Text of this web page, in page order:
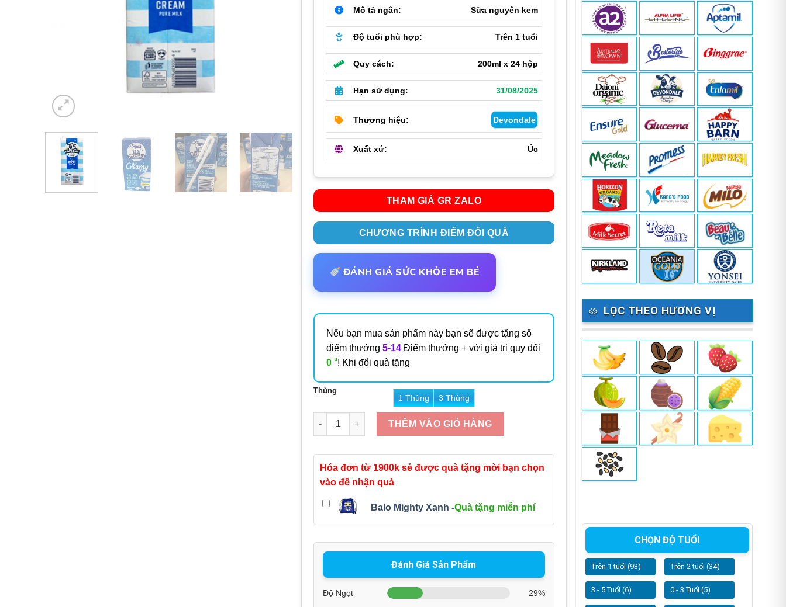
LỌC THEO HƯƠNG VỊ
CHỌN ĐỘ TUỔI
Trên 1 tuổi (93) Trên 2 tuổi (34)
3 - 5 Tuổi (6) 0 - 3 Tuổi (5)
250,000 ₫
đến
700,000 ₫
Mô tả ngắn: Sữa nguyên kem
Độ tuổi phù hợp: Trên 1 tuổi
Quy cách: 200ml x 24 hộp
Hạn sử dụng: 31/08/2025
Thương hiệu: Devondale
Xuất xứ: Úc
THAM GIÁ GR ZALO
CHƯƠNG TRÌNH ĐIỂM ĐỔI QUÀ
ĐÁNH GIÁ SỨC KHỎE EM BÉ
Nếu bạn mua sản phẩm này bạn sẽ được tặng số
điểm thưởng5-14 Điểm thưởng + với giá trị quy đổi
0₫! Khi đổi quà tặng
Thùng
1 Thùng 3 Thùng
Số lượng
THÊM VÀO GIỎ HÀNG
Hóa đơn từ 1900k sẻ được quà tặng mời bạn chọn
vào đề nhận quà
Balo Mighty Xanh -Quà tặng miễn phí
Đánh Giá Sản Phẩm
Độ Ngọt 29%